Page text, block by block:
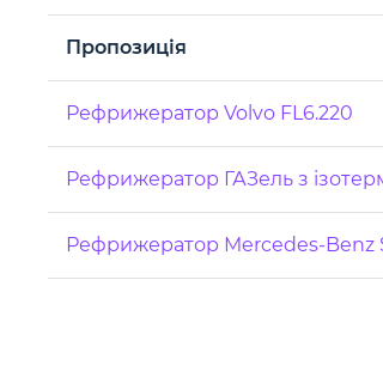
Пропозиція
Рефрижератор Volvo FL6.220
Рефрижератор ГАЗель з
Рефрижератор Mercedes-Benz